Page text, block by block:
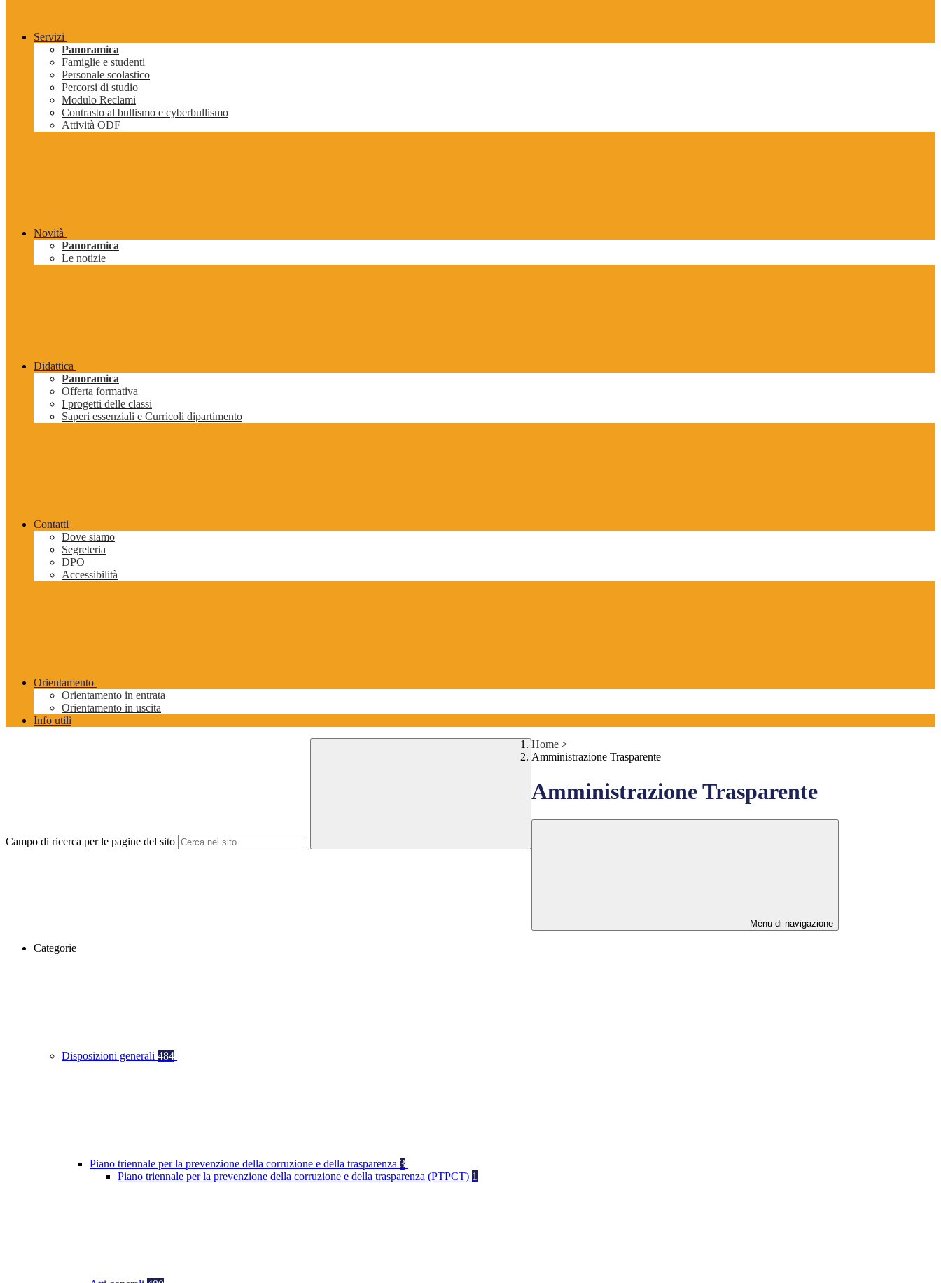
Servizi
Panoramica
Famiglie e studenti
Personale scolastico
Percorsi di studio
Modulo Reclami
Contrasto al bullismo e cyberbullismo
Attività ODF
Novità
Panoramica
Le notizie
Didattica
Panoramica
Offerta formativa
I progetti delle classi
Saperi essenziali e Curricoli dipartimento
Contatti
Dove siamo
Segreteria
DPO
Accessibilità
Orientamento
Orientamento in entrata
Orientamento in uscita
Info utili
Campo di ricerca per le pagine del sito
Home >
Amministrazione Trasparente
Amministrazione Trasparente
Menu di navigazione
Categorie
Disposizioni generali 484
Piano triennale per la prevenzione della corruzione e della trasparenza 3
Piano triennale per la prevenzione della corruzione e della trasparenza (PTPCT) 1